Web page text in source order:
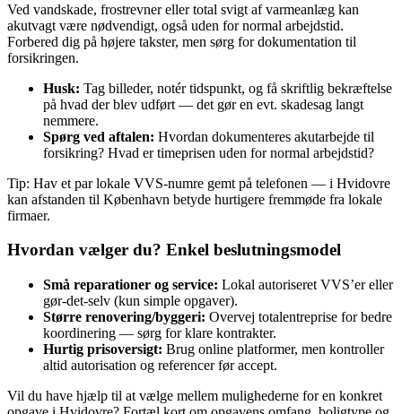
Ved vandskade, frostrevner eller total svigt af varmeanlæg kan
akutvagt være nødvendigt, også uden for normal arbejdstid.
Forbered dig på højere takster, men sørg for dokumentation til
forsikringen.
Husk: Tag billeder, notér tidspunkt, og få skriftlig bekræftelse
på hvad der blev udført — det gør en evt. skadesag langt
nemmere.
Spørg ved aftalen: Hvordan dokumenteres akutarbejde til
forsikring? Hvad er timeprisen uden for normal arbejdstid?
Tip: Hav et par lokale VVS‑numre gemt på telefonen — i Hvidovre
kan afstanden til København betyde hurtigere fremmøde fra lokale
firmaer.
Hvordan vælger du? Enkel beslutningsmodel
Små reparationer og service: Lokal autoriseret VVS’er eller
gør‑det‑selv (kun simple opgaver).
Større renovering/byggeri: Overvej totalentreprise for bedre
koordinering — sørg for klare kontrakter.
Hurtig prisoversigt: Brug online platformer, men kontroller
altid autorisation og referencer før accept.
Vil du have hjælp til at vælge mellem mulighederne for en konkret